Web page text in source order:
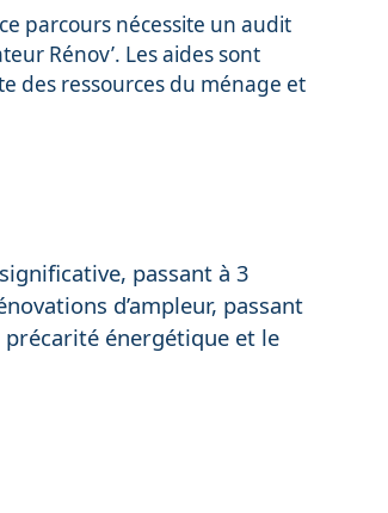
parcours nécessite un audit
Rénov’. Les aides sont
des ressources du ménage et
passant à 3
d’ampleur, passant
énergétique et le